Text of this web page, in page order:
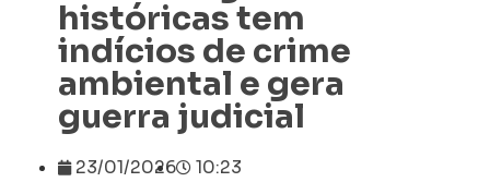
históricas tem
indícios de crime
ambiental e gera
guerra judicial
23/01/2026 10:23